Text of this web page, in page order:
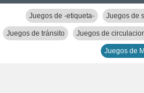
Juegos de -etiqueta- Juegos de
Juegos de tránsito Juegos de
Juegos de